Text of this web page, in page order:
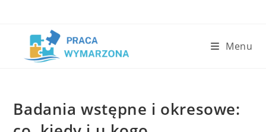
Menu
Badania wstępne i okresowe: